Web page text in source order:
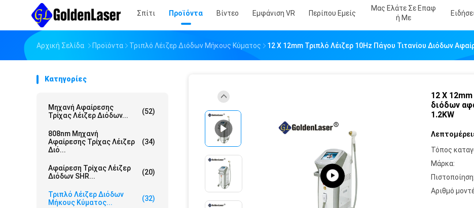
Σπίτι Προϊόντα Βίντεο Εμφάνιση VR Περίπου Εμείς
Μας Ελάτε Σε Επαφ
Ή Με
Αρχική Σελίδα Προϊόντα Τριπλό Λέιζερ Διόδων Μήκους Κύματος 12 X 12mm Τριπλό Λέιζερ 10Hz Πάγου Τιτανίου Διόδων
Κατηγορίες
Μηχανή Αφαίρεσης
Τρίχας Λέιζερ Διόδων...
(52)
808nm Μηχανή
Αφαίρεσης Τρίχας Λέιζερ
Διό...
(34)
Αφαίρεση Τρίχας Λέιζερ
Διόδων SHR...
(20)
Τριπλό Λέιζερ Διόδων
Μήκους Κύματος...
(32)
12 X
διόδων
1.2KW
Τόπος
Μάρκα:
Πιστοποίηση:
Αριθμό